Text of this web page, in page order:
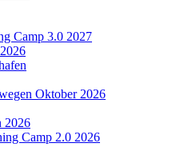
Camp 3.0 2027
Oktober 2026
2026
Camp 2.0 2026